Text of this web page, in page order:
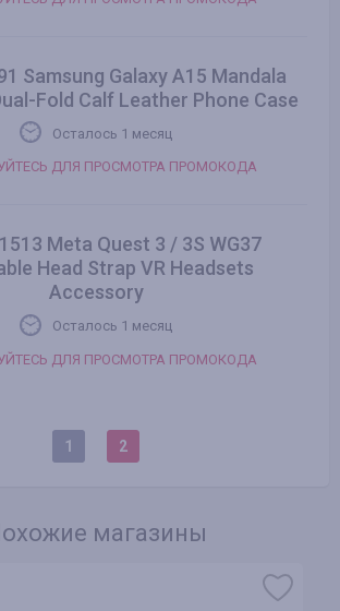
Samsung Galaxy A15 Mandala
Fold Calf Leather Phone Case
Осталось 1 месяц
ДЛЯ ПРОСМОТРА ПРОМОКОДА
Meta Quest 3 / 3S WG37
Head Strap VR Headsets
Accessory
Осталось 1 месяц
ДЛЯ ПРОСМОТРА ПРОМОКОДА
1 2
магазины